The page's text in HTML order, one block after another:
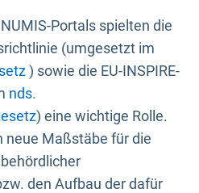
Portals spielten die
(umgesetzt im
) sowie die EU-INSPIRE-
nds.
) eine wichtige Rolle.
neue Maßstäbe für die
den Aufbau der dafür